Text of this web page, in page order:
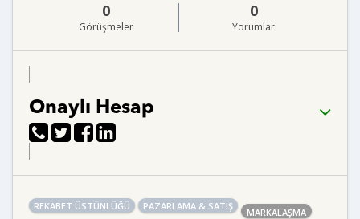
0
Görüşmeler
0
Yorumlar
Onaylı Hesap
REKABET ÜSTÜNLÜĞÜ PAZARLAMA & SATIŞ
MARKALAŞMA